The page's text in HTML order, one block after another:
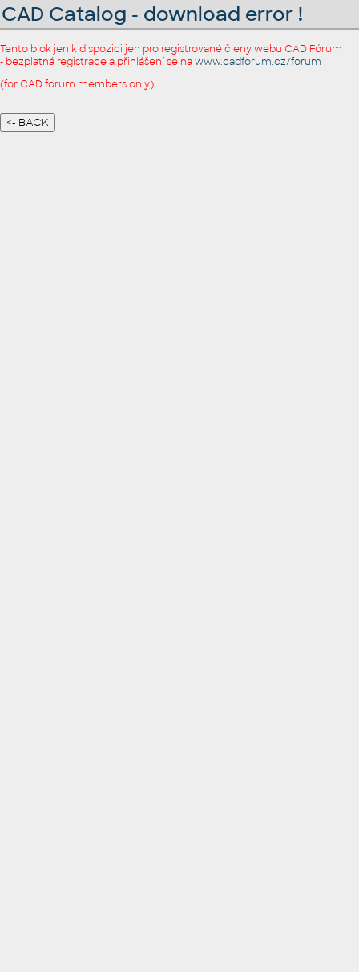
CAD Catalog - download error !
Tento blok jen k dispozici jen pro registrované členy webu CAD Fórum
- bezplatná registrace a přihlášení se nawww.cadforum.cz/forum !
(for CAD forum members only)